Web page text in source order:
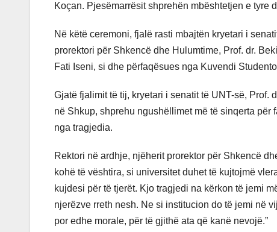
Koçan. Pjesëmarrësit shprehën mbështetjen e tyre
Në këtë ceremoni, fjalë rasti mbajtën kryetari i
prorektori për Shkencë dhe Hulumtime, Prof. dr.
Fati Iseni, si dhe përfaqësues nga Kuvendi
Gjatë fjalimit të tij, kryetari i senatit të UNT-së, Prof.
në Shkup, shprehu ngushëllimet më të sinqerta
nga tragjedia.
Rektori në ardhje, njëherit prorektor për Shkencë
kohë të vështira, si universitet duhet të kujtojmë
kujdesi për të tjerët. Kjo tragjedi na kërkon të jemi
njerëzve rreth nesh. Ne si institucion do të jemi në
por edhe morale, për të gjithë ata që kanë nevojë.”